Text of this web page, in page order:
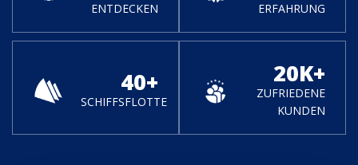
ENTDECKEN
ERFAHRUNG
40+
SCHIFFSFLOTTE
20K+
ZUFRIEDENE
KUNDEN